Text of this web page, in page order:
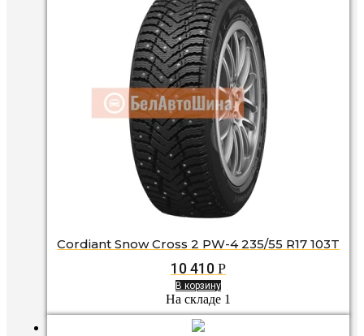
Cordiant Snow Cross 2 PW-4 235/55 R17 103T
10 410 Р
В корзину
На складе 1